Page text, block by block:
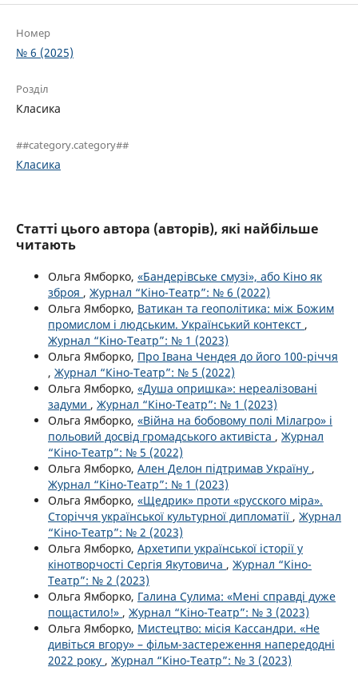
Номер
№ 6 (2025)
Розділ
Класика
##category.category##
Класика
Статті цього автора (авторів), які найбільше
читають
Ольга Ямборко, «Бандерівське смузі», або Кіно як
зброя , Журнал “Кіно-Театр”: № 6 (2022)
Ольга Ямборко, Ватикан та геополітика: між Божим
промислом і людським. Український контекст ,
Журнал “Кіно-Театр”: № 1 (2023)
Ольга Ямборко, Про Івана Чендея до його 100-річчя
, Журнал “Кіно-Театр”: № 5 (2022)
Ольга Ямборко, «Душа опришка»: нереалізовані
задуми , Журнал “Кіно-Театр”: № 1 (2023)
Ольга Ямборко, «Війна на бобовому полі Мілагро» і
польовий досвід громадського активіста , Журнал
“Кіно-Театр”: № 5 (2022)
Ольга Ямборко, Ален Делон підтримав Україну ,
Журнал “Кіно-Театр”: № 1 (2023)
Ольга Ямборко, «Щедрик» проти «русского міра».
Сторіччя української культурної дипломатії , Журнал
“Кіно-Театр”: № 2 (2023)
Ольга Ямборко, Архетипи української історії у
кінотворчості Сергія Якутовича , Журнал “Кіно-
Театр”: № 2 (2023)
Ольга Ямборко, Галина Сулима: «Мені справді дуже
пощастило!» , Журнал “Кіно-Театр”: № 3 (2023)
Ольга Ямборко, Мистецтво: місія Кассандри. «Не
дивіться вгору» – фільм-застереження напередодні
2022 року , Журнал “Кіно-Театр”: № 3 (2023)